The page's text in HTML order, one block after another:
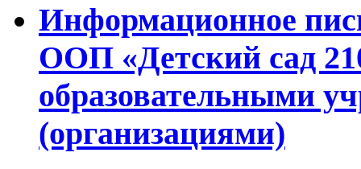
Информационное
ООП «Детский сад
образовательными
(организациями)